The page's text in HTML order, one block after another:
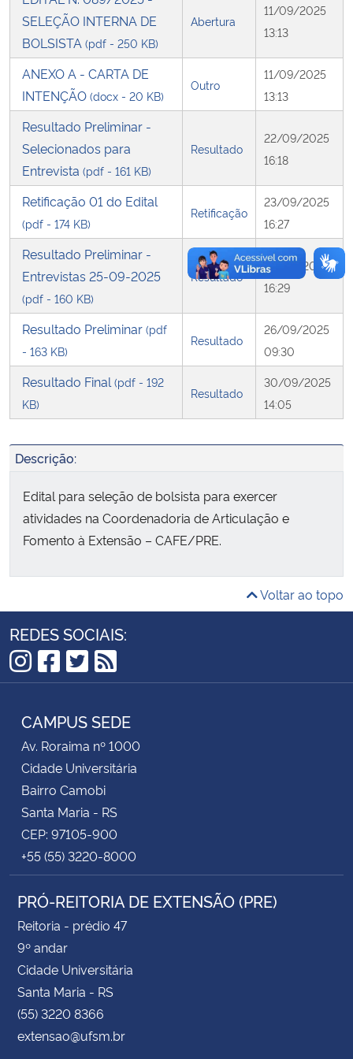
Secretaria-Geral
Secretaria de Governo
Gabinete de Segurança Institucional
Advocacia-Geral da União
Banco Central do Brasil
SELEÇÃO INTERNA DE
BOLSISTA (pdf - 250 KB)
Abertura
11/09/2025
13:13
ANEXO A - CARTA DE
INTENÇÃO (docx - 20 KB)
Outro
11/09/2025
13:13
Resultado Preliminar -
Selecionados para
Entrevista (pdf - 161 KB)
Resultado
22/09/2025
16:18
Retificação 01 do Edital
(pdf - 174 KB)
Retificação
23/09/2025
16:27
Resultado Preliminar -
Entrevistas 25-09-2025
(pdf - 160 KB)
Resultado
23/09/2025
16:29
Resultado Preliminar (pdf
- 163 KB)
Resultado
26/09/2025
09:30
Resultado Final(pdf - 192
KB)
Resultado
30/09/2025
14:05
Descrição:
Edital para seleção de bolsista para exercer
atividades na Coordenadoria de Articulação e
Fomento à Extensão – CAFE/PRE.
Voltar ao topo
REDES SOCIAIS:
Instagram
Facebook
Twitter
RSS
CAMPUS SEDE
Av. Roraima nº 1000
Cidade Universitária
Bairro Camobi
Santa Maria - RS
CEP: 97105-900
+55 (55) 3220-8000
PRÓ-REITORIA DE EXTENSÃO (PRE)
Reitoria - prédio 47
9º andar
Cidade Universitária
Santa Maria - RS
(55) 3220 8366
extensao@ufsm.br